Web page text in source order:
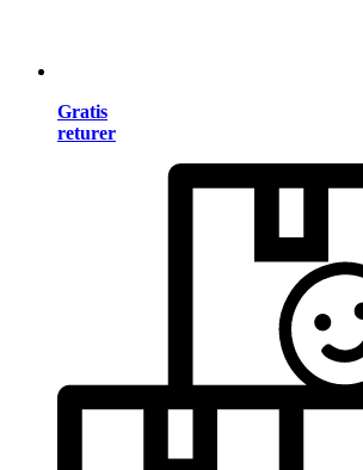
Gratis
returer